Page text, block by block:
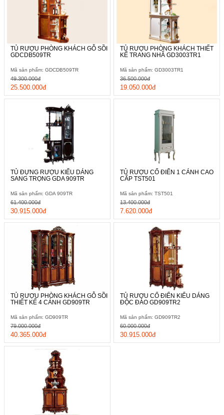
TỦ RƯỢU PHÒNG KHÁCH GỖ SỒI
GDCDB509TR
Mã sản phẩm: GDCDB509TR
25.500.000đ
49.300.000đ
TỦ RƯỢU PHÒNG KHÁCH THIẾT
KẾ TRANG NHÃ GD3003TR1
Mã sản phẩm: GD3003TR1
19.050.000đ
36.500.000đ
TỦ ĐỰNG RƯỢU KIỂU DÁNG
SANG TRỌNG GDA 909TR
Mã sản phẩm: GDA 909TR
30.915.000đ
61.400.000đ
TỦ RƯỢU CỔ ĐIỂN 1 CÁNH CAO
CẤP TST501
Mã sản phẩm: TST501
7.620.000đ
13.400.000đ
TỦ RƯỢU PHÒNG KHÁCH GỖ SỒI
THIẾT KẾ 4 CÁNH GD909TR
Mã sản phẩm: GD909TR
40.365.000đ
79.000.000đ
TỦ RƯỢU CỔ ĐIỂN KIỂU DÁNG
ĐỘC ĐÁO GD909TR2
Mã sản phẩm: GD909TR2
30.915.000đ
60.000.000đ